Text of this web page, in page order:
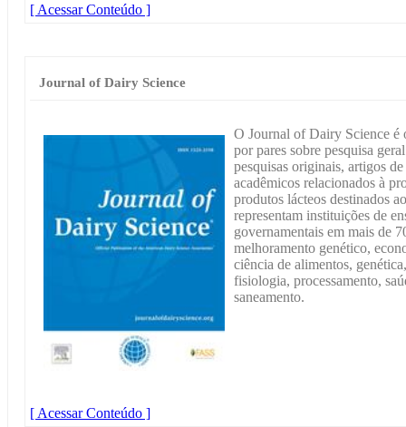
[ Acessar Conteúdo ]
Journal of Dairy Science
O Journal of Dairy Science
por pares sobre pesquisa
pesquisas originais, artigos
acadêmicos relacionados à
produtos lácteos destinados
representam instituições de
governamentais em mais de
melhoramento genético,
ciência de alimentos,
fisiologia, processamento,
saneamento.
[ Acessar Conteúdo ]